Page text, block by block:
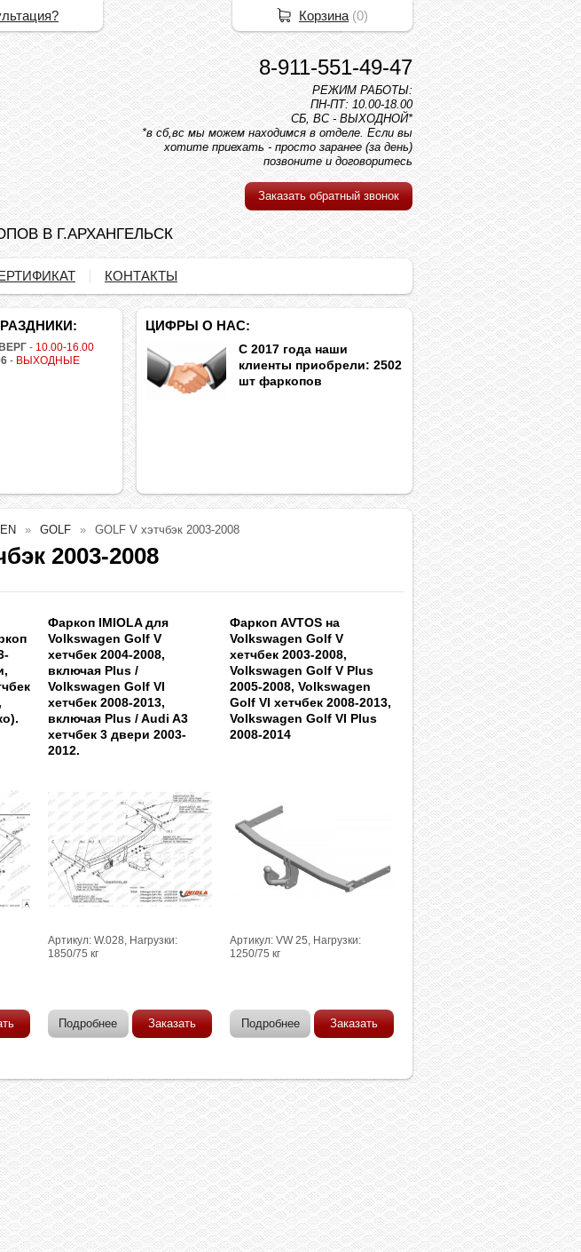
8-911-551-49-47
РЕЖИМ РАБОТЫ:
ПН-ПТ: 10.00-18.00
СБ, ВС - ВЫХОДНОЙ*
*в сб,вс мы можем находимся в отделе. Если вы
хотите приехать - просто заранее (за день)
позвоните и договоритесь
Заказать обратный звонок
В Г.АРХАНГЕЛЬСК
КОНТАКТЫ
- 10.00-16.00
- ВЫХОДНЫЕ
ЦИФРЫ О НАС:
С 2017 года наши
клиенты приобрели: 2502
шт фаркопов
GOLF GOLF V хэтчбэк 2003-2008
2003-2008
Фаркоп IMIOLA для
Volkswagen Golf V
хетчбек 2004-2008,
включая Plus /
Volkswagen Golf VI
хетчбек 2008-2013,
включая Plus / Audi A3
хетчбек 3 двери 2003-
2012.
Артикул: W.028, Нагрузки:
1850/75 кг
Подробнее Заказать
Фаркоп AVTOS на
Volkswagen Golf V
хетчбек 2003-2008,
Volkswagen Golf V Plus
2005-2008, Volkswagen
Golf VI хетчбек 2008-2013,
Volkswagen Golf VI Plus
2008-2014
Артикул: VW 25, Нагрузки:
1250/75 кг
Подробнее Заказать
Корзина (0)